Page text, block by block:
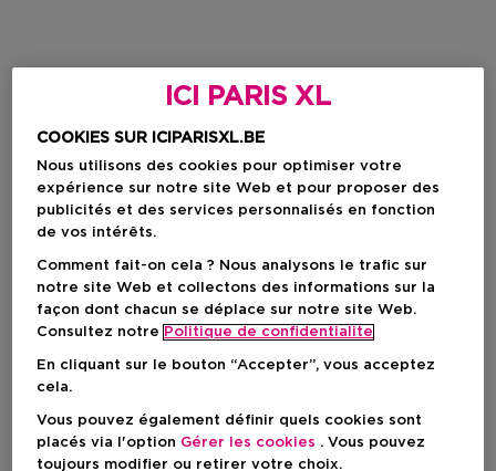
ICI PARIS XL
COOKIES SUR ICIPARISXL.BE
Nous utilisons des cookies pour optimiser votre
expérience sur notre site Web et pour proposer des
publicités et des services personnalisés en fonction
de vos intérêts.
Comment fait-on cela ? Nous analysons le trafic sur
notre site Web et collectons des informations sur la
façon dont chacun se déplace sur notre site Web.
Consultez notre Politique de confidentialite
En cliquant sur le bouton “Accepter”, vous acceptez
cela.
Vous pouvez également définir quels cookies sont
placés via l'option Gérer les cookies . Vous pouvez
toujours modifier ou retirer votre choix.